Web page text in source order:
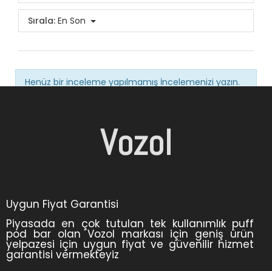
Sırala: En Son
Henüz bir inceleme yapılmamış İncelemenizi yazın.
Vozol
Uygun Fiyat Garantisi
Piyasada en çok tutulan tek kullanımlık puff
pod bar olan Vozol markası için geniş ürün
yelpazesi için uygun fiyat ve güvenilir hizmet
garantisi vermekteyiz